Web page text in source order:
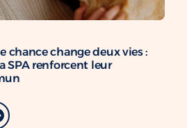
chance change deux vies :
SPA renforcent leur